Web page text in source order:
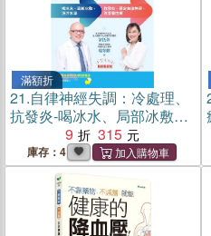
滿額折
21.自律神經失調：冷處理、
抗發炎-喝冰水、局部冰敷、
洗冷水澡→抗發炎、穩定自
律神經、改善慢性病【暢銷
新裝版】
9 315
庫存：4